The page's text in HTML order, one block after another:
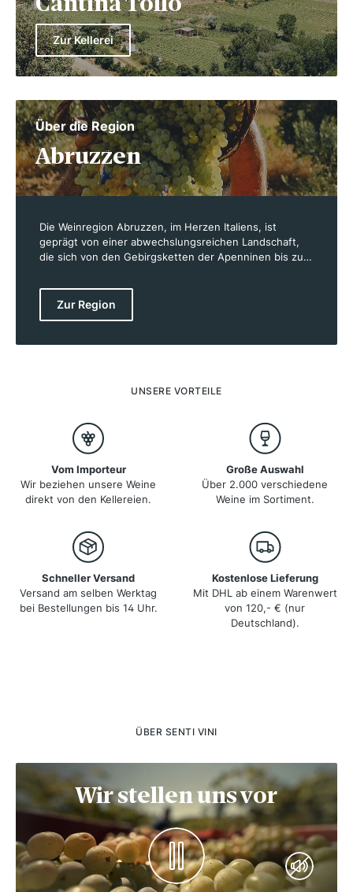
Zur Kellerei
Über die Region
Abruzzen
Die Weinregion Abruzzen, im Herzen Italiens, ist
geprägt von einer abwechslungsreichen Landschaft,
die sich von den Gebirgsketten der Apenninen bis zur
geografische Vielfalt bietet den Weinreben optimale
Bedingungen. Mit 33.000 Hektar Rebfläche und einem
charakterstarke Weine. Besonders bekannt sind die
Qualitätskontrollen produziert werden und
Zur Region
UNSERE VORTEILE
Vom Importeur
Wir beziehen unsere Weine
direkt von den Kellereien.
Große Auswahl
Über 2.000 verschiedene
Weine im Sortiment.
Schneller Versand
Versand am selben Werktag
bei Bestellungen bis 14 Uhr.
Kostenlose Lieferung
Mit DHL ab einem Warenwert
von 120,- € (nur
Deutschland).
ÜBER SENTI VINI
Wir stellen uns vor